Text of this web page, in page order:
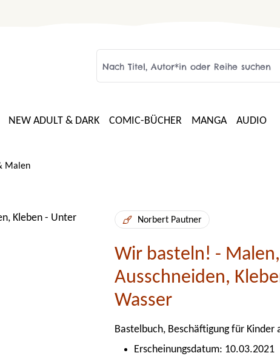
NEW ADULT & DARK COMIC-BÜCHER MANGA AUDIO
Malen
Norbert Pautner
Wir basteln! - Malen,
Ausschneiden,
Wasser
Bastelbuch, Beschäftigung für Kinder
Erscheinungsdatum: 10.03.2021